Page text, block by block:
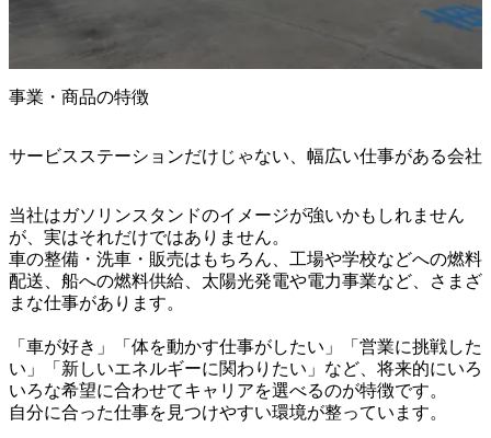
事業・商品の特徴
サービスステーションだけじゃない、幅広い仕事がある会社
当社はガソリンスタンドのイメージが強いかもしれません
が、実はそれだけではありません。
車の整備・洗車・販売はもちろん、工場や学校などへの燃料
配送、船への燃料供給、太陽光発電や電力事業など、さまざ
まな仕事があります。
「車が好き」「体を動かす仕事がしたい」「営業に挑戦した
い」「新しいエネルギーに関わりたい」など、将来的にいろ
いろな希望に合わせてキャリアを選べるのが特徴です。
自分に合った仕事を見つけやすい環境が整っています。